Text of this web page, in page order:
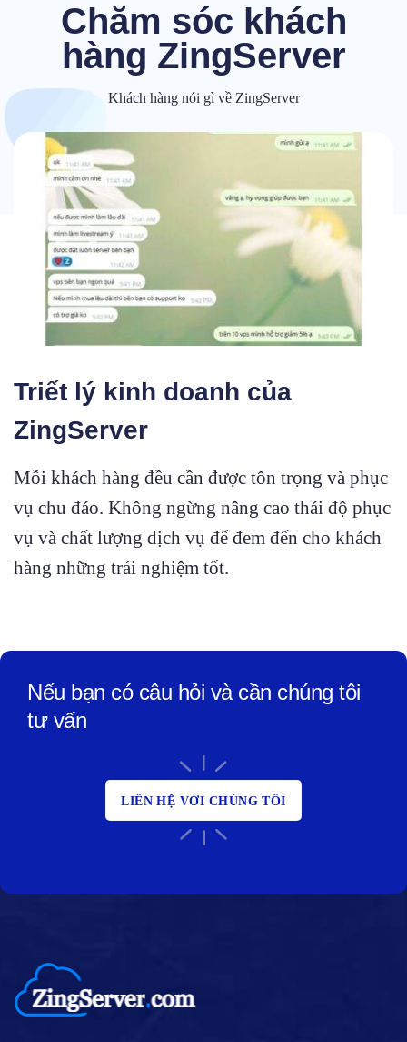
Chăm sóc khách
hàng ZingServer
Khách hàng nói gì về ZingServer
Triết lý kinh doanh của
ZingServer
Mỗi khách hàng đều cần được tôn trọng và phục
vụ chu đáo. Không ngừng nâng cao thái độ phục
vụ và chất lượng dịch vụ để đem đến cho khách
hàng những trải nghiệm tốt.
Nếu bạn có câu hỏi và cần chúng tôi
tư vấn
LIÊN HỆ VỚI CHÚNG TÔI